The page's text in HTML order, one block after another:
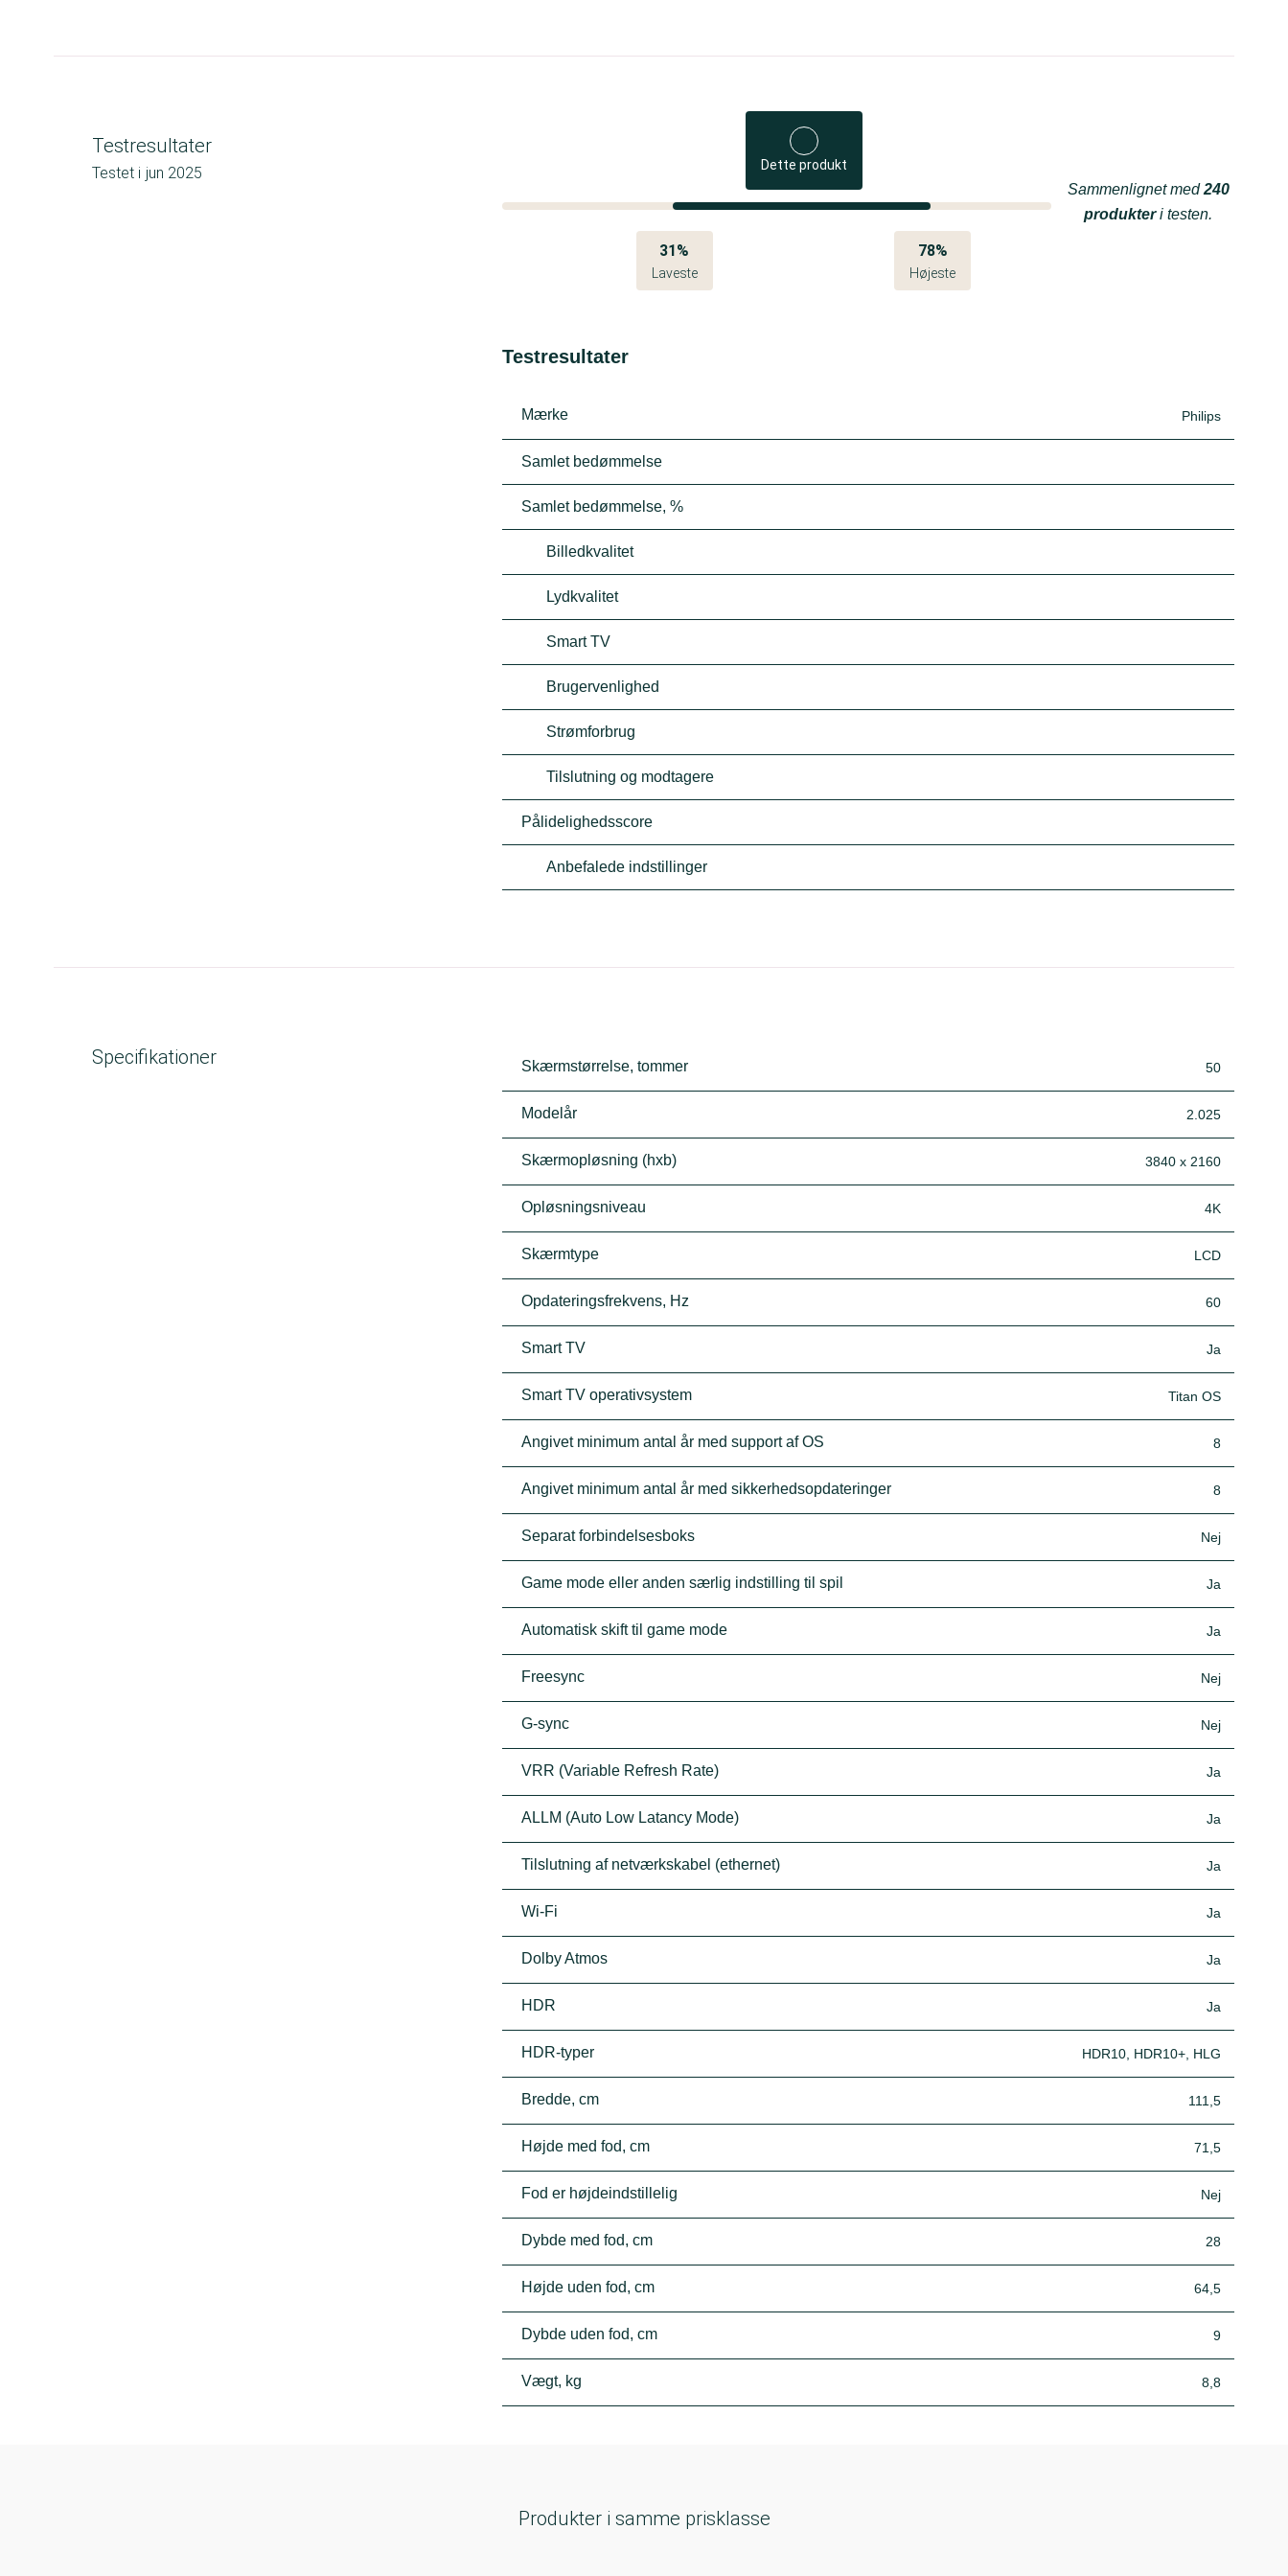
Testresultater
Testet i jun 2025 Dette produkt
31%
Laveste
78%
Højeste
Sammenlignet med240
produkteri testen.
Testresultater
Mærke Philips
Samlet bedømmelse
Samlet bedømmelse, %
Billedkvalitet
Lydkvalitet
Smart TV
Brugervenlighed
Strømforbrug
Tilslutning og modtagere
Pålidelighedsscore
Anbefalede indstillinger
Specifikationer Skærmstørrelse, tommer 50
Modelår 2.025
Skærmopløsning (hxb) 3840 x 2160
Opløsningsniveau 4K
Skærmtype LCD
Opdateringsfrekvens, Hz 60
Smart TV Ja
Smart TV operativsystem Titan OS
Angivet minimum antal år med support af OS 8
Angivet minimum antal år med sikkerhedsopdateringer 8
Separat forbindelsesboks Nej
Game mode eller anden særlig indstilling til spil Ja
Automatisk skift til game mode Ja
Freesync Nej
G-sync Nej
VRR (Variable Refresh Rate) Ja
ALLM (Auto Low Latancy Mode) Ja
Tilslutning af netværkskabel (ethernet) Ja
Wi-Fi Ja
Dolby Atmos Ja
HDR Ja
HDR-typer HDR10, HDR10+, HLG
Bredde, cm 111,5
Højde med fod, cm 71,5
Fod er højdeindstillelig Nej
Dybde med fod, cm 28
Højde uden fod, cm 64,5
Dybde uden fod, cm 9
Vægt, kg 8,8
Produkter i samme prisklasse